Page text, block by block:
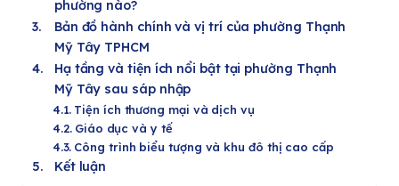
phường nào?
Bản đồ hành chính và vị trí của phường Thạnh
Mỹ Tây TPHCM
Hạ tầng và tiện ích nổi bật tại phường Thạnh
Mỹ Tây sau sáp nhập
Tiện ích thương mại và dịch vụ
Giáo dục và y tế
Công trình biểu tượng và khu đô thị cao cấp
Kết luận